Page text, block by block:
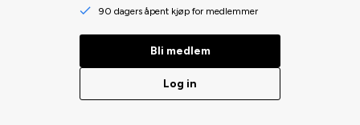
90 dagers åpent kjøp for medlemmer
Bli medlem
Log in